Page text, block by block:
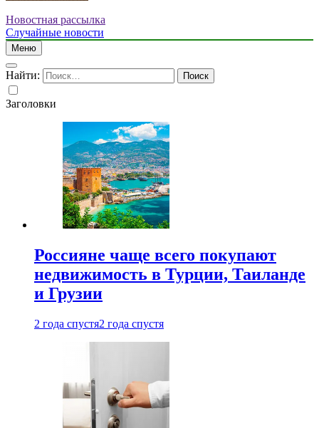
Новостная рассылка
Случайные новости
Меню
Найти:
Заголовки
Россияне чаще всего покупают
недвижимость в Турции, Таиланде
и Грузии
2 года спустя2 года спустя